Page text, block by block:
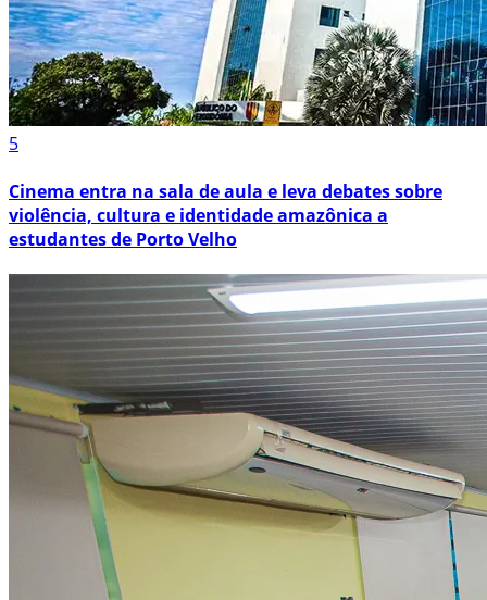
5
Cinema entra na sala de aula e leva debates sobre
violência, cultura e identidade amazônica a
estudantes de Porto Velho